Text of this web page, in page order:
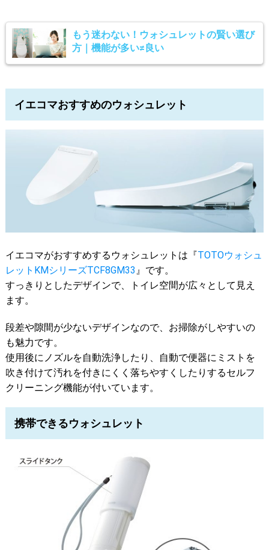
もう迷わない！ウォシュレットの賢い選び
方｜機能が多い≠良い
イエコマおすすめのウォシュレット
イエコマがおすすめするウォシュレットは『TOTOウォシュ
レットKMシリーズTCF8GM33 』です。
すっきりとしたデザインで、トイレ空間が広々として見え
ます。
段差や隙間が少ないデザインなので、お掃除がしやすいの
も魅力です。
使用後にノズルを自動洗浄したり、自動で便器にミストを
吹き付けて汚れを付きにくく落ちやすくしたりするセルフ
クリーニング機能が付いています。
携帯できるウォシュレット